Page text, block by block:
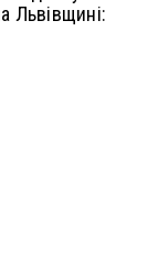
Львівщині: